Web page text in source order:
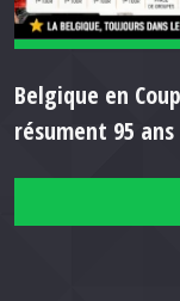
Belgique en
résument 95